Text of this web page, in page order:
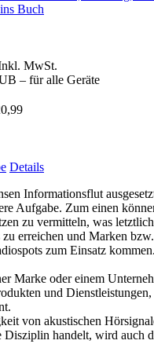
Buch
MwSt.
– für alle Geräte
Details
Informationsflut
Aufgabe. Zum einen
zu vermitteln, was
erreichen und Marken
zum Einsatz kommen.
Marke oder einem
und
von akustischen
handelt, wird auch